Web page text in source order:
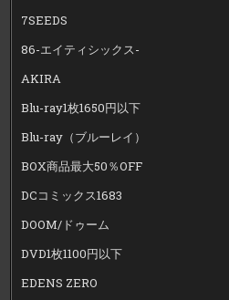
7SEEDS
86-エイティシックス-
AKIRA
Blu-ray1枚1650円以下
Blu-ray（ブルーレイ）
BOX商品最大50％OFF
DCコミックス1683
DOOM/ドゥーム
DVD1枚1100円以下
EDENS ZERO